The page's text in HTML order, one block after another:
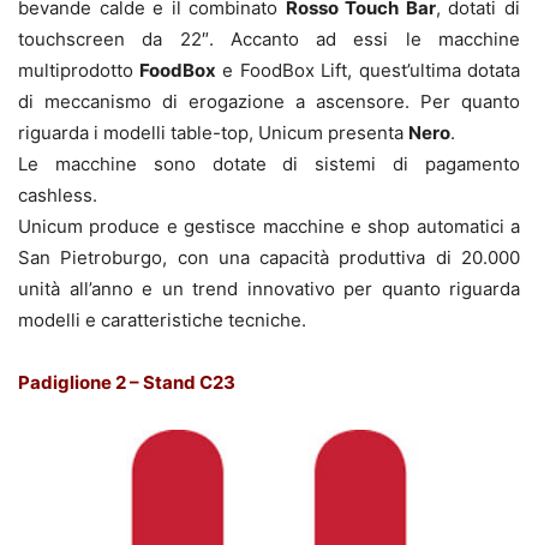
bevande calde e il combinato Rosso Touch Bar, dotati di
touchscreen da 22″. Accanto ad essi le macchine
multiprodotto FoodBox e FoodBox Lift, quest’ultima dotata
di meccanismo di erogazione a ascensore. Per quanto
riguarda i modelli table-top, Unicum presenta Nero.
Le macchine sono dotate di sistemi di pagamento
cashless.
Unicum produce e gestisce macchine e shop automatici a
San Pietroburgo, con una capacità produttiva di 20.000
unità all’anno e un trend innovativo per quanto riguarda
modelli e caratteristiche tecniche.
Padiglione 2 – Stand C23